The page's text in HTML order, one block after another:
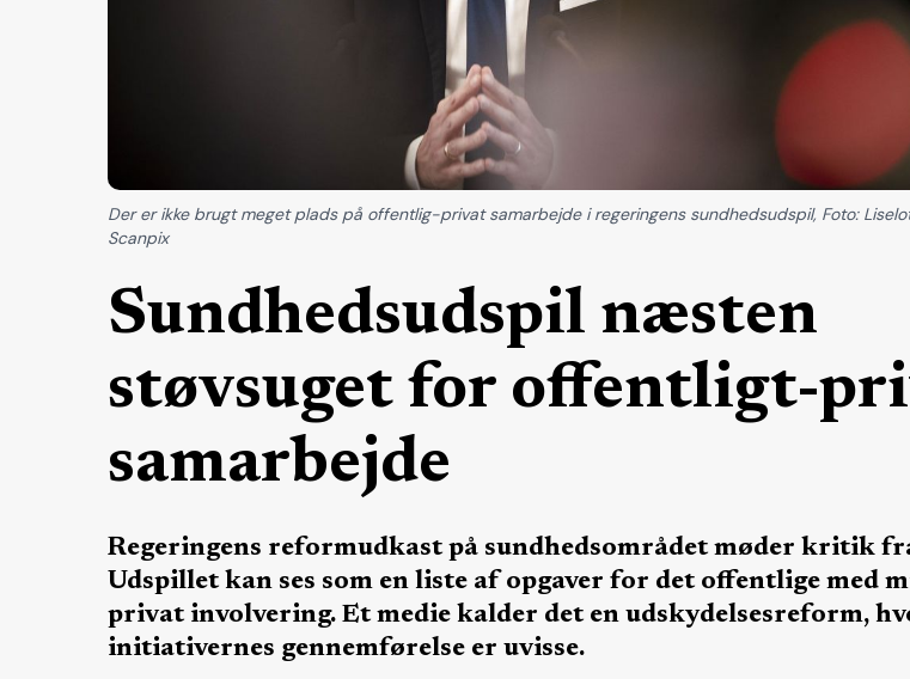
Sundhedsudspil næsten
støvsuget for offentligt-
samarbejde
Regeringens reformudkast på sundhedsområdet møder kritik
Udspillet kan ses som en liste af opgaver for det offentlige med
privat involvering. Et medie kalder det en udskydelsesreform,
initiativernes gennemførelse er uvisse.
Der er ikke brugt meget plads på offentlig-privat samarbejde i regeringens sundhedsudspil, Foto:
Scanpix